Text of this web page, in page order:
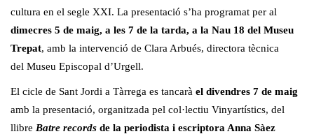
cultura en el segle XXI. La presentació s’ha programat per al
dimecres 5 de maig, a les 7 de la tarda, a la Nau 18 del Museu
Trepat, amb la intervenció de Clara Arbués, directora tècnica
del Museu Episcopal d’Urgell.
El cicle de Sant Jordi a Tàrrega es tancarà el divendres 7 de maig
amb la presentació, organitzada pel col·lectiu Vinyartístics, del
llibre Batre records de la periodista i escriptora Anna Sàez